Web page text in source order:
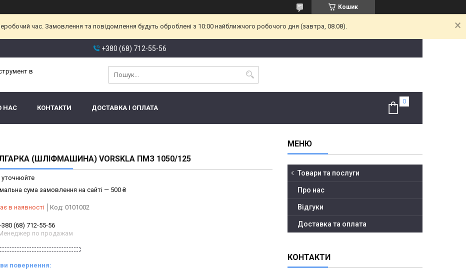
Кошик
час. Замовлення та повідомлення будуть оброблені з 10:00 найближчого робочого дня (завтра, 08.08).
+380 (68) 712-55-56
в
НАС КОНТАКТИ ДОСТАВКА І ОПЛАТА
(ШЛІФМАШИНА) VORSKLA ПМЗ 1050/125
уточнюйте
сума замовлення на сайті — 500 ₴
в наявності Код: 0101002
(68) 712-55-56
по продажам
Товари та послуги
Про нас
Відгуки
Доставка та оплата
КОНТАКТИ